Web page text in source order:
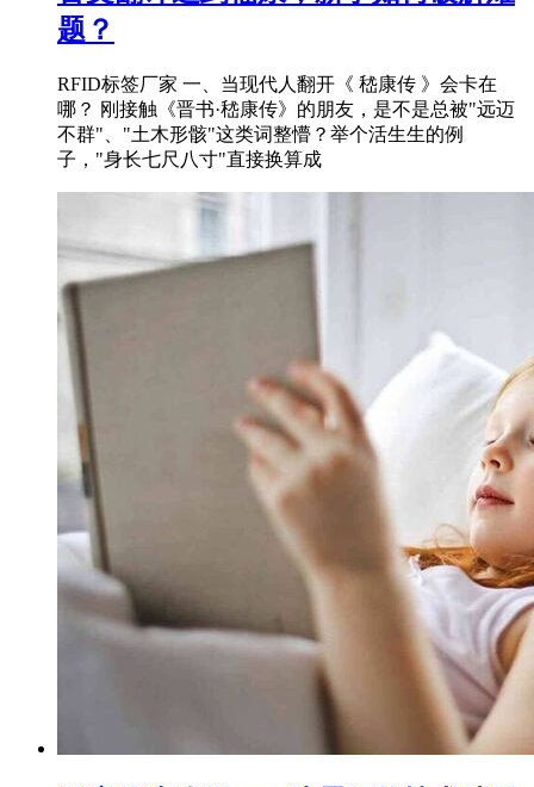
题？
RFID标签厂家 一、当现代人翻开《 嵇康传 》会卡在
哪？ 刚接触《晋书·嵇康传》的朋友，是不是总被"远迈
不群"、"土木形骸"这类词整懵？举个活生生的例
子，"身长七尺八寸"直接换算成